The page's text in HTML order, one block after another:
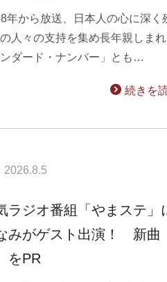
年から放送、日本人の心に深く
人々の支持を集め長年親しまれ
ダード・ナンバー」とも…
続きを
2026.8.5
ラジオ番組「やまステ」
みがゲスト出演！ 新曲
をPR